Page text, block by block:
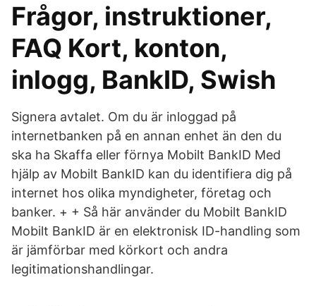
Frågor, instruktioner,
FAQ Kort, konton,
inlogg, BankID, Swish
Signera avtalet. Om du är inloggad på
internetbanken på en annan enhet än den du
ska ha Skaffa eller förnya Mobilt BankID Med
hjälp av Mobilt BankID kan du identifiera dig på
internet hos olika myndigheter, företag och
banker. + + Så här använder du Mobilt BankID
Mobilt BankID är en elektronisk ID-handling som
är jämförbar med körkort och andra
legitimationshandlingar.